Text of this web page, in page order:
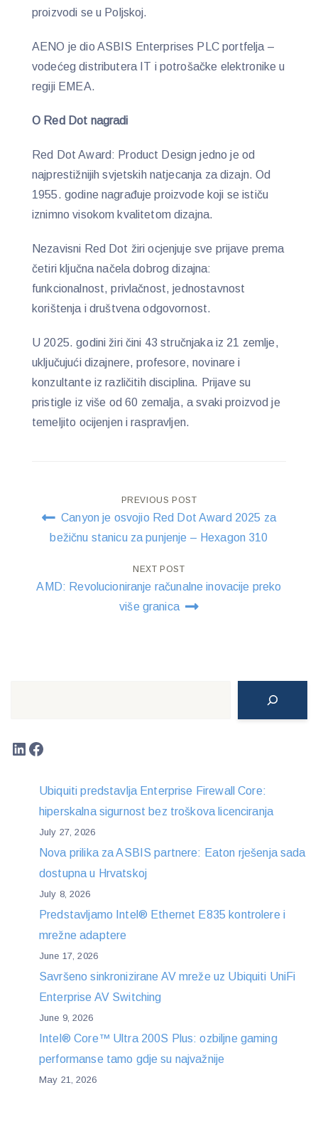
proizvodi se u Poljskoj.
AENO je dio ASBIS Enterprises PLC portfelja –
vodećeg distributera IT i potrošačke elektronike u
regiji EMEA.
O Red Dot nagradi
Red Dot Award: Product Design jedno je od
najprestižnijih svjetskih natjecanja za dizajn. Od
1955. godine nagrađuje proizvode koji se ističu
iznimno visokom kvalitetom dizajna.
Nezavisni Red Dot žiri ocjenjuje sve prijave prema
četiri ključna načela dobrog dizajna:
funkcionalnost, privlačnost, jednostavnost
korištenja i društvena odgovornost.
U 2025. godini žiri čini 43 stručnjaka iz 21 zemlje,
uključujući dizajnere, profesore, novinare i
konzultante iz različitih disciplina. Prijave su
pristigle iz više od 60 zemalja, a svaki proizvod je
temeljito ocijenjen i raspravljen.
Post
navigation
PREVIOUS POST
Canyon je osvojio Red Dot Award 2025 za
bežičnu stanicu za punjenje – Hexagon 310
NEXT POST
AMD: Revolucioniranje računalne inovacije preko
više granica
LinkedIn
Facebook
Ubiquiti predstavlja Enterprise Firewall Core:
hiperskalna sigurnost bez troškova licenciranja
July 27, 2026
Nova prilika za ASBIS partnere: Eaton rješenja sada
dostupna u Hrvatskoj
July 8, 2026
Predstavljamo Intel® Ethernet E835 kontrolere i
mrežne adaptere
June 17, 2026
Savršeno sinkronizirane AV mreže uz Ubiquiti UniFi
Enterprise AV Switching
June 9, 2026
Intel® Core™ Ultra 200S Plus: ozbiljne gaming
performanse tamo gdje su najvažnije
May 21, 2026